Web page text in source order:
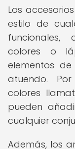
Los
estilo de
colores o
elementos
atuendo.
colores
pueden
cualquier
Además, los